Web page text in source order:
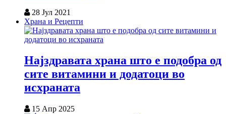
28 Јул 2021
Храна и Рецепти
Најздравата храна што е подобра од
сите витамини и додатоци во
исхраната
15 Апр 2025